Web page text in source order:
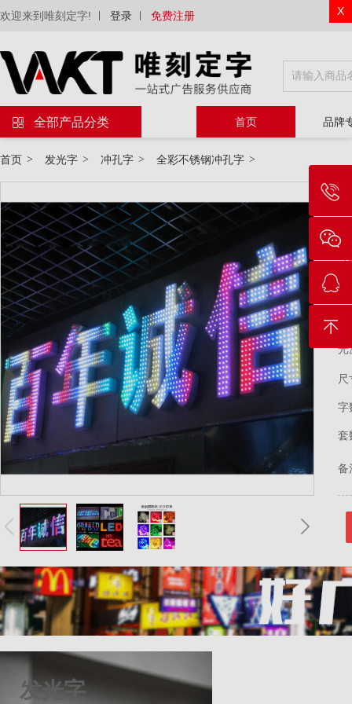
X
欢迎来到唯刻定字! 登录 免费注册
全部产品分类 首页 品牌
首页 > 发光字 > 冲孔字 > 全彩不锈钢冲孔字 >
物
等
电
光
尺
字
套
备
发光字